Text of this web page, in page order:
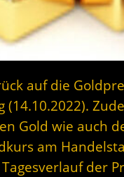
auf die
(14.10.2022).
Gold wie auch
am
der